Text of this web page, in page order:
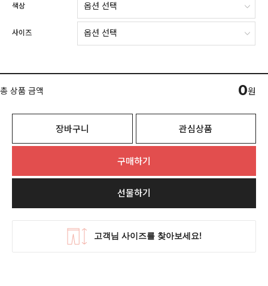
색상
사이즈
총 상품 금액 0원
장바구니 관심상품
구매하기
선물하기